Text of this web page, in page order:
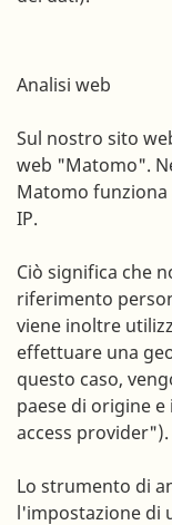
Analisi web
Sul nostro sito
web "Matomo".
Matomo
IP.
Ciò significa che
riferimento
viene inoltre
effettuare una
questo caso,
paese di origine
access provider").
Lo strumento di
l'impostazione di